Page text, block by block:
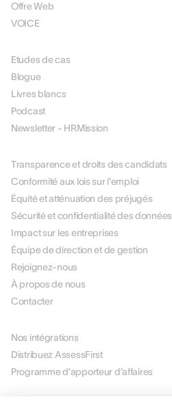
Offre Web
VOICE
Etudes de cas
Blogue
Livres blancs
Podcast
Newsletter - HRMission
Transparence et droits des candidats
Conformité aux lois sur l'emploi
Équité et atténuation des préjugés
Sécurité et confidentialité des données
Impact sur les entreprises
Équipe de direction et de gestion
Rejoignez-nous
À propos de nous
Contacter
Nos intégrations
Distribuez AssessFirst
Programme d’apporteur d’affaires